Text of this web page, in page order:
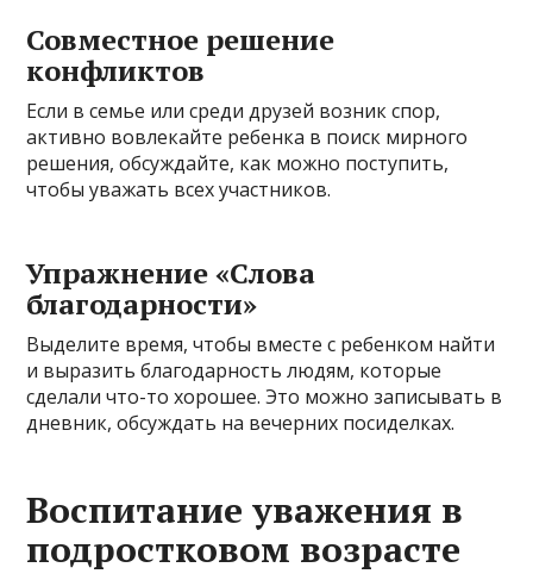
Совместное решение
конфликтов
Если в семье или среди друзей возник спор,
активно вовлекайте ребенка в поиск мирного
решения, обсуждайте, как можно поступить,
чтобы уважать всех участников.
Упражнение «Слова
благодарности»
Выделите время, чтобы вместе с ребенком найти
и выразить благодарность людям, которые
сделали что-то хорошее. Это можно записывать в
дневник, обсуждать на вечерних посиделках.
Воспитание уважения в
подростковом возрасте